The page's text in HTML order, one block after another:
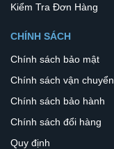
Kiểm Tra Đơn Hàng
CHÍNH SÁCH
Chính sách bảo mật
Chính sách vận chuyển
Chính sách bảo hành
Chính sách đổi hàng
Quy định